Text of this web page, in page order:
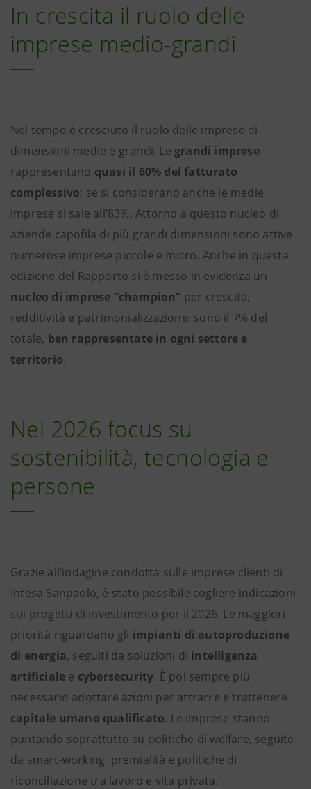
In crescita il ruolo delle
imprese medio-grandi
Nel tempo è cresciuto il ruolo delle imprese di
dimensioni medie e grandi. Le grandi imprese
rappresentano quasi il 60% del fatturato
complessivo; se si considerano anche le medie
imprese si sale all’83%. Attorno a questo nucleo di
aziende capofila di più grandi dimensioni sono attive
numerose imprese piccole e micro. Anche in questa
edizione del Rapporto si è messo in evidenza un
nucleo di imprese “champion” per crescita,
redditività e patrimonializzazione: sono il 7% del
totale, ben rappresentate in ogni settore e
territorio.
Nel 2026 focus su
sostenibilità, tecnologia e
persone
Grazie all’indagine condotta sulle imprese clienti di
Intesa Sanpaolo, è stato possibile cogliere indicazioni
sui progetti di investimento per il 2026. Le maggiori
priorità riguardano gli impianti di autoproduzione
di energia, seguiti da soluzioni di intelligenza
artificiale e cybersecurity. È poi sempre più
necessario adottare azioni per attrarre e trattenere
capitale umano qualificato. Le imprese stanno
puntando soprattutto su politiche di welfare, seguite
da smart-working, premialità e politiche di
riconciliazione tra lavoro e vita privata.